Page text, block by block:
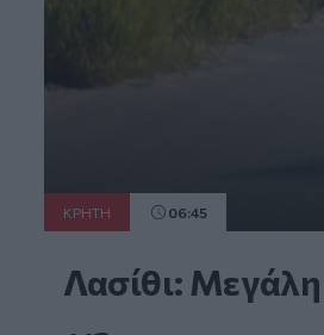
ΚΡΗΤΗ 06:45
Λασίθι: